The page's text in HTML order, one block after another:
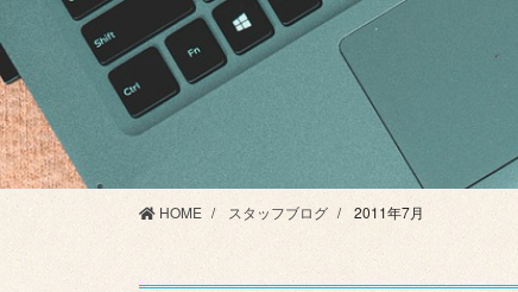
HOME スタッフブログ 2011年7月